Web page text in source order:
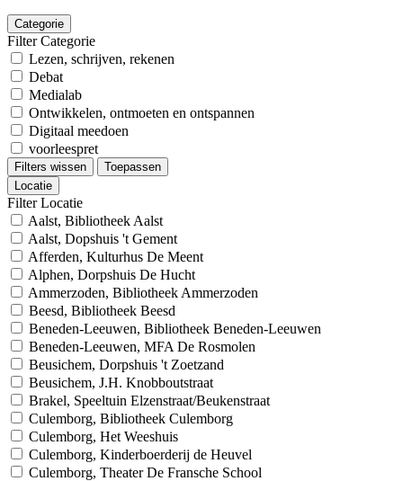
Categorie
Filter Categorie
Lezen, schrijven, rekenen
Debat
Medialab
Ontwikkelen, ontmoeten en ontspannen
Digitaal meedoen
voorleespret
Filters wissen
Toepassen
Locatie
Filter Locatie
Aalst, Bibliotheek Aalst
Aalst, Dopshuis 't Gement
Afferden, Kulturhus De Meent
Alphen, Dorpshuis De Hucht
Ammerzoden, Bibliotheek Ammerzoden
Beesd, Bibliotheek Beesd
Beneden-Leeuwen, Bibliotheek Beneden-Leeuwen
Beneden-Leeuwen, MFA De Rosmolen
Beusichem, Dorpshuis 't Zoetzand
Beusichem, J.H. Knobboutstraat
Brakel, Speeltuin Elzenstraat/Beukenstraat
Culemborg, Bibliotheek Culemborg
Culemborg, Het Weeshuis
Culemborg, Kinderboerderij de Heuvel
Culemborg, Theater De Fransche School